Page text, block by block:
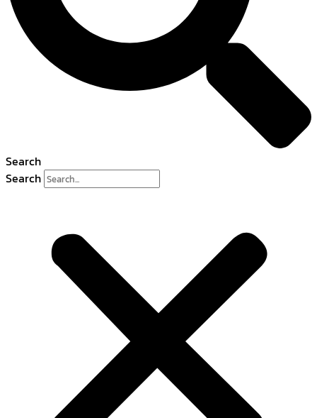
Search
Search